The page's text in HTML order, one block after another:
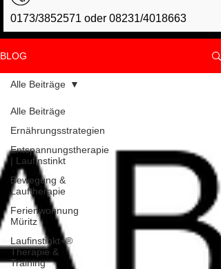
0173/3852571 oder 08231/4018663
BLOG
Alle Beiträge
Ernährungsstrategien
Entspannungstherapie
| Laufinstinkt
Bewegung &
Lauftherapie
Ferienwohnung
Müritz
Laufinstinkt+®
Therapie &
Training
Alle Beiträge